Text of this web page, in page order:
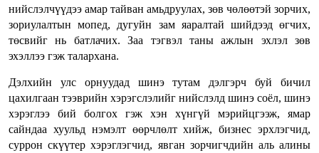
нийслэлчүүдээ амар тайван амьдруулах, зөв чөлөөтэй зорчих,
зориулалтын мопед, дугуйн зам яаралтай шийдээд өгчих,
төсвийг нь батлачих. Заа тэгвэл таны ажлын эхлэл зөв
эхэллээ гэж талархана.
Дэлхийн улс орнуудад шинэ тутам дэлгэрч буй бичил
цахилгаан тээврийн хэрэгслэлийг нийслэлд шинэ соёл, шинэ
хэрэглээ бий болгох гэж хэн хүнгүй мэрийцгээж, ямар
сайндаа хуульд нэмэлт өөрчлөлт хийж, бизнес эрхлэгчид,
суррон скүүтер хэрэглэгчид, явган зорчигчдийн аль алины